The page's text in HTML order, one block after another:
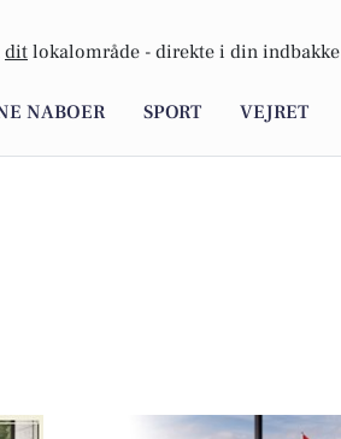
dit lokalområde - direkte i din indbakke
NABOER SPORT VEJRET